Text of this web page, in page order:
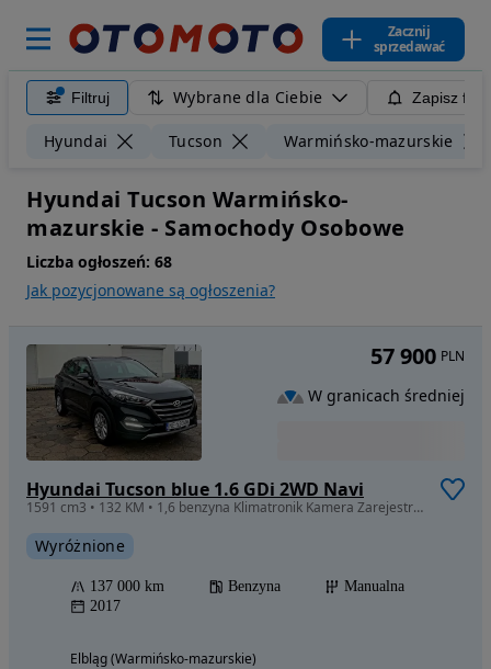
Zacznij
sprzedawać
Filtruj Wybrane dla Ciebie Zapisz
Hyundai Tucson Warmińsko-mazurskie
Hyundai Tucson Warmińsko-
mazurskie - Samochody Osobowe
Liczba ogłoszeń: 68
Jak pozycjonowane są ogłoszenia?
Hyundai Tucson blue 1.6 GDi 2WD Navi
1591 cm3 • 132 KM • 1,6 benzyna Klimatronik Kamera Zarejestrowany Bezwypadkowy
Wyróżnione
137 000 km Benzyna
Manualna
2017
Elbląg (Warmińsko-mazurskie)
57 900 PLN
W granicach średniej